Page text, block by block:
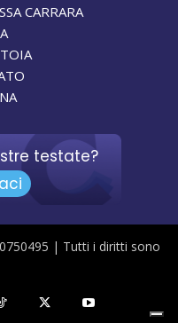
CARRARA
testate?
| Tutti i diritti sono